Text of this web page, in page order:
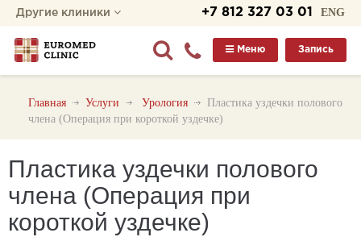
ENG
+7 812 327 03 01
Другие клиники
Запись
Меню
Главная Услуги Урология
Пластика уздечки полового
члена (Операция при короткой уздечке)
Пластика уздечки полового
члена (Операция при
короткой уздечке)